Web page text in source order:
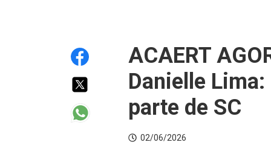
ACAERT
Danielle
parte de SC
02/06/2026